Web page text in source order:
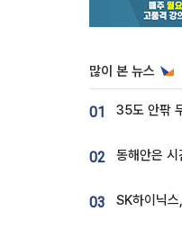
많이 본 뉴스
01
02
03